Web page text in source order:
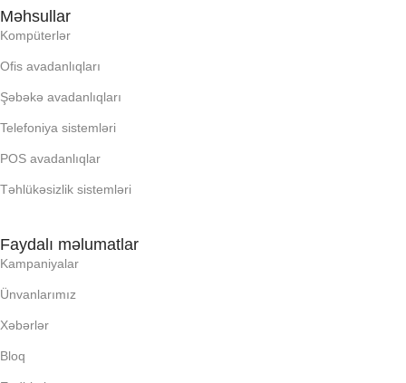
OXUNAN BARKOD NV:
PROCESSOR
SSD
Məhsullar
Kompüterlər
Ofis avadanlıqları
Şəbəkə avadanlıqları
Telefoniya sistemləri
POS avadanlıqlar
Təhlükəsizlik sistemləri
Faydalı məlumatlar
Kampaniyalar
Ünvanlarımız
Xəbərlər
Bloq